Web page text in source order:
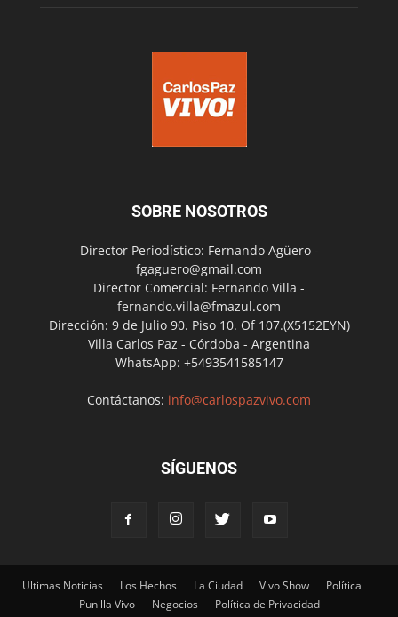
SOBRE NOSOTROS
Director Periodístico: Fernando Agüero -
fgaguero@gmail.com
Director Comercial: Fernando Villa -
fernando.villa@fmazul.com
Dirección: 9 de Julio 90. Piso 10. Of 107.(X5152EYN)
Villa Carlos Paz - Córdoba - Argentina
WhatsApp: +5493541585147
Contáctanos: info@carlospazvivo.com
SÍGUENOS
Ultimas Noticias Los Hechos La Ciudad Vivo Show
Política
Punilla Vivo
Negocios Política de Privacidad